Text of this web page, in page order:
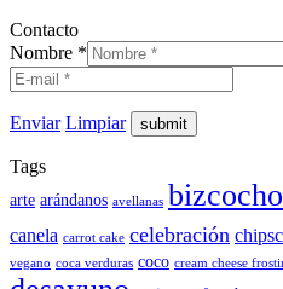
Contacto
Nombre *
Enviar Limpiar
Tags
arte arándanos avellanas bizcocho
canela carrot cake celebración
vegano coca verduras coco cream cheese